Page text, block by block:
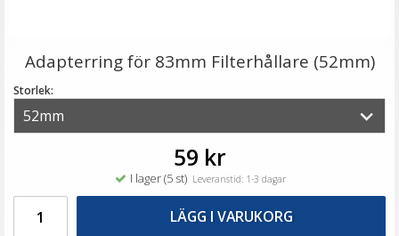
69 kr
LÄGG I VARUKORG
Adapterring för 83mm Filterhållare (52mm)
Storlek:
59 kr
I lager (5 st) Leveranstid: 1-3 dagar
LÄGG I VARUKORG